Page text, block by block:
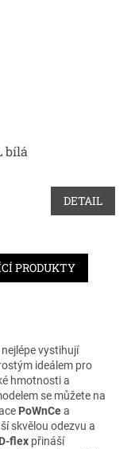
bílá
DETAIL
PRODUKTY
vystihují
ideálem pro
hmotnosti a
se můžete na
PoWnCea
skvělou odezvu a
D-flex přináší